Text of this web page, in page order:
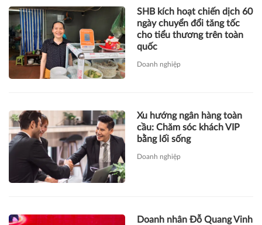
SHB kích hoạt chiến dịch 60
ngày chuyển đổi tăng tốc
cho tiểu thương trên toàn
quốc
Doanh nghiệp
Xu hướng ngân hàng toàn
cầu: Chăm sóc khách VIP
bằng lối sống
Doanh nghiệp
Doanh nhân Đỗ Quang Vinh